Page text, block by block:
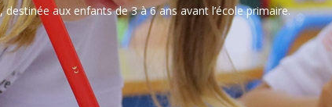
aux enfants de 3 à 6 ans avant l’école primaire.